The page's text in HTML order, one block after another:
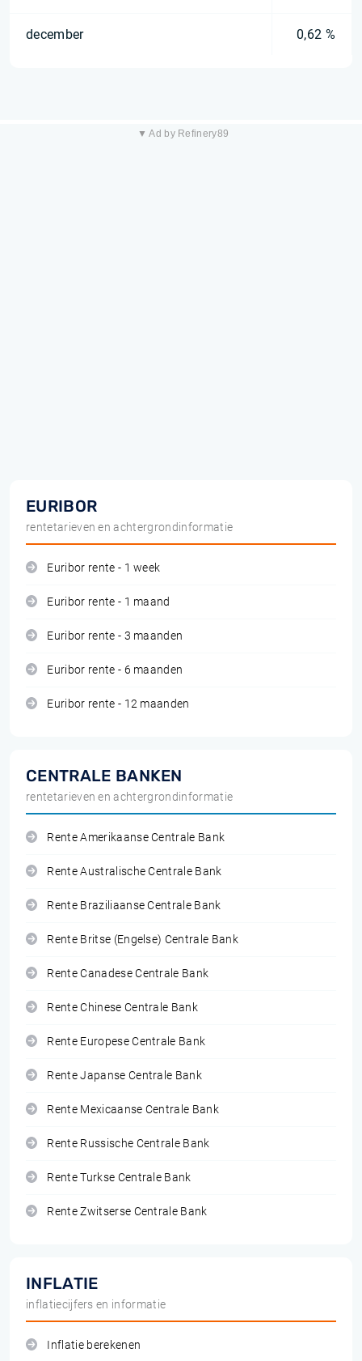
december 0,62 %
▼ Ad by Refinery89
EURIBOR
rentetarieven en achtergrondinformatie
Euribor rente - 1 week
Euribor rente - 1 maand
Euribor rente - 3 maanden
Euribor rente - 6 maanden
Euribor rente - 12 maanden
CENTRALE BANKEN
rentetarieven en achtergrondinformatie
Rente Amerikaanse Centrale Bank
Rente Australische Centrale Bank
Rente Braziliaanse Centrale Bank
Rente Britse (Engelse) Centrale Bank
Rente Canadese Centrale Bank
Rente Chinese Centrale Bank
Rente Europese Centrale Bank
Rente Japanse Centrale Bank
Rente Mexicaanse Centrale Bank
Rente Russische Centrale Bank
Rente Turkse Centrale Bank
Rente Zwitserse Centrale Bank
INFLATIE
inflatiecijfers en informatie
Inflatie berekenen